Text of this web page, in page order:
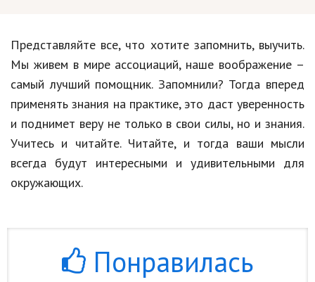
Представляйте все, что хотите запомнить, выучить.
Мы живем в мире ассоциаций, наше воображение –
самый лучший помощник. Запомнили? Тогда вперед
применять знания на практике, это даст уверенность
и поднимет веру не только в свои силы, но и знания.
Учитесь и читайте. Читайте, и тогда ваши мысли
всегда будут интересными и удивительными для
окружающих.
Понравилась